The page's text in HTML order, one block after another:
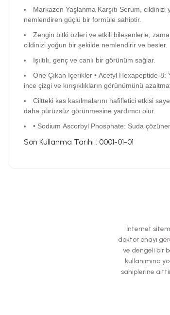
Markazen Yaşlanma Karşıtı Serum, cildinizi
nemlendiren güçlü bir formüle sahiptir.
Zengin bitki özleri ve etkili bileşenlerle,
cildinizi yoğun bir şekilde nemlendirir ve besler.
Işıltılı, genç ve canlı bir görünüm sağlar.
Öne Çıkan İçerikler • Acetyl Hexapeptide-8:
ince çizgi ve kırışıklıkların görünümünü
Ciltteki kas kasılmalarını hafifletici etkisi
daha pürüzsüz görünmesine yardımcı olur.
• Sodium Ascorbyl Phosphate: Suda
Son Kullanma Tarihi : 0001-01-01
Ürün resmi kalitesiz, bozuk veya görüntülenemiyor.
Ürün açıklamasında eksik bilgiler bulunuyor.
Ürün bilgilerinde hatalar bulunuyor.
Ürün fiyatı diğer sitelerden daha pahalı.
İnternet
doktor onayı
ve dengeli bir
kullanımına
sahiplerine